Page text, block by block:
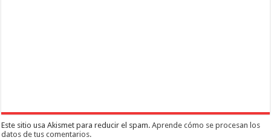
Este sitio usa Akismet para reducir el spam.Aprende cómo se procesan los
datos de tus comentarios.